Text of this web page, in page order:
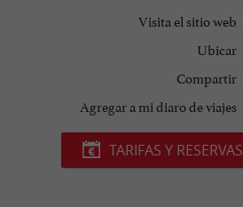
Visita el sitio web
Ubicar
Compartir
Agregar a mi diaro de viajes
TARIFAS Y RESERVAS